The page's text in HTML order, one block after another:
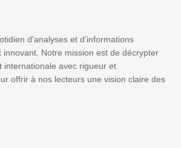
d'analyses et d'informations
innovant. Notre mission est de décrypter
internationale avec rigueur et
offrir à nos lecteurs une vision claire des